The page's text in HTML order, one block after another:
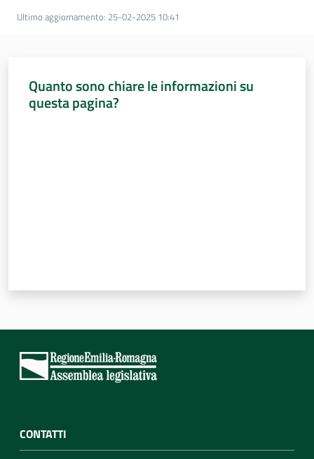
Ultimo aggiornamento: 25-02-2025 10:41
Quanto sono chiare le informazioni su
questa pagina?
CONTATTI